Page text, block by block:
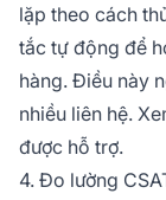
lặp theo cách
tắc tự động để
hàng. Điều này
nhiều liên hệ.
được hỗ trợ.
4. Đo lường